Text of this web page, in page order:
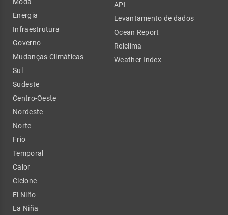
Energia
Infraestrutura
Governo
Mudanças Climáticas
Sul
Sudeste
Centro-Oeste
Nordeste
Norte
Frio
Temporal
Calor
Ciclone
El Niño
La Niña
API
Levantamento de dados
Ocean Report
Relclima
Weather Index